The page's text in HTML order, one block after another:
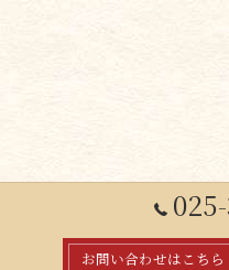
お問い合わせはこちら